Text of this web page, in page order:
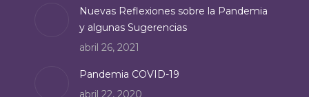
Nuevas Reflexiones sobre la Pandemia
y algunas Sugerencias
abril 26, 2021
Pandemia COVID-19
abril 22, 2020